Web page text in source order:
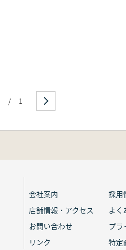
/ 1
会社案内
採用
店舗情報・アクセス
よく
お問い合わせ
プラ
リンク
特定